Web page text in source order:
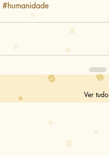
#humanidade
Ver tudo